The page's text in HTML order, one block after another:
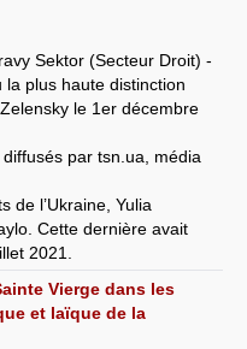
Sektor (Secteur Droit) -
la plus haute distinction
le 1er décembre
par tsn.ua, média
de l’Ukraine, Yulia
Cette dernière avait
2021.
Vierge dans les
et laïque de la